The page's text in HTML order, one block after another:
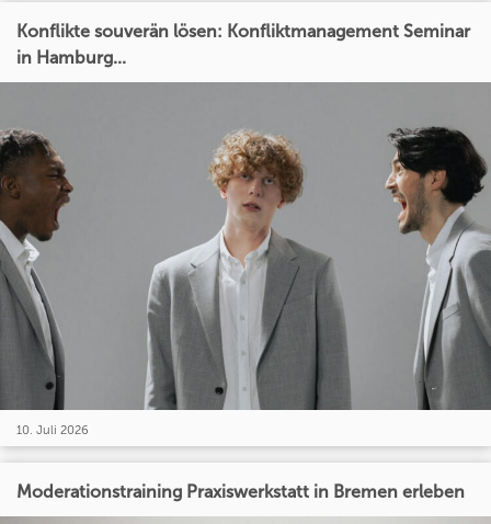
Konflikte souverän lösen: Konfliktmanagement Seminar
in Hamburg...
10. Juli 2026
Moderationstraining Praxiswerkstatt in Bremen erleben